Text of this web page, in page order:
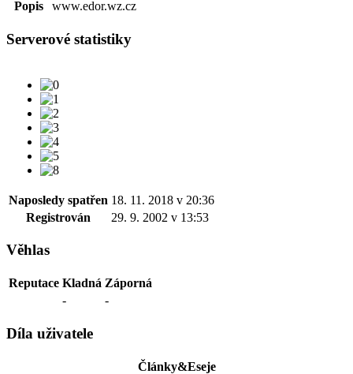
Popis
www.edor.wz.cz
Serverové statistiky
Naposledy spatřen 18. 11. 2018 v 20:36
Registrován
29. 9. 2002 v 13:53
Věhlas
Reputace Kladná Záporná
-
-
Díla uživatele
Články&Eseje